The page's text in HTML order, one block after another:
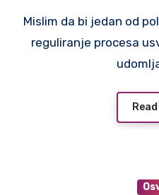
Mislim da bi jedan od političkih ciljeva trebao biti
reguliranje procesa